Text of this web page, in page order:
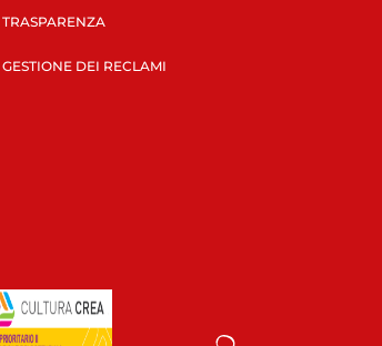
TRASPARENZA
GESTIONE DEI RECLAMI